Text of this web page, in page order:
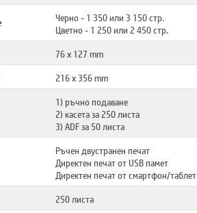
Черно - 1 350 или 3 150 стр.
Цветно - 1 250 или 2 450 стр.
76 x 127 mm
216 x 356 mm
1) ръчно подаване
2) касета за 250 листа
3) ADF за 50 листа
Ръчен двустранен печат
Директен печат от USB памет
Директен печат от смартфон/таблет
250 листа